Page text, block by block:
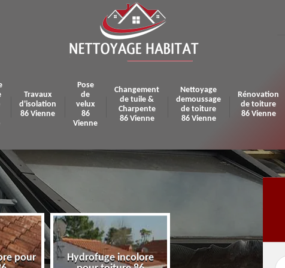
Travaux
d'isolation
86 Vienne
Pose
de
velux
86
Vienne
Changement
de tuile &
Charpente
86 Vienne
Nettoyage
demoussage
de toiture
86 Vienne
Rénovation
de toiture
86 Vienne
pour
Hydrofuge incolore
Pose et réparation de